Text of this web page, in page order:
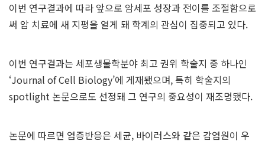
이번 연구결과에 따라 앞으로 암세포 성장과 전이를 조절함으로
써 암 치료에 새 지평을 열게 돼 학계의 관심이 집중되고 있다.
이번 연구결과는 세포생물학분야 최고 권위 학술지 중 하나인
‘Journal of Cell Biology’에 게재됐으며, 특히 학술지의
spotlight 논문으로도 선정돼 그 연구의 중요성이 재조명됐다.
논문에 따르면 염증반응은 세균, 바이러스와 같은 감염원이 우